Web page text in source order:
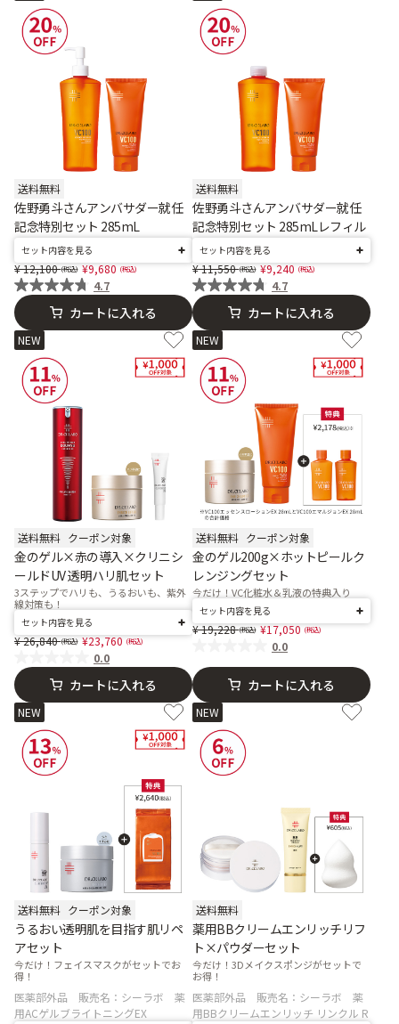
送料無料
佐野勇斗さんアンバサダー就任
記念特別セット 285mL
セット内容を見る
Price reduced from
12,100to
9,680
4.7
カートに入れる
送料無料
佐野勇斗さんアンバサダー就任
記念特別セット 285mLレフィル
セット内容を見る
Price reduced from
11,550to
9,240
4.7
カートに入れる
NEW
送料無料 クーポン対象
金のゲル×赤の導入×クリニシ
ールドUV 透明ハリ肌セット
3ステップでハリも、うるおいも、紫外
線対策も！
セット内容を見る
Price reduced from
26,840to
23,760
0.0
カートに入れる
NEW
送料無料 クーポン対象
金のゲル200g×ホットピールク
レンジングセット
今だけ！VC化粧水＆乳液の特典入り
セット内容を見る
Price reduced from
19,228to
17,050
0.0
カートに入れる
NEW
送料無料 クーポン対象
うるおい透明肌を目指す肌リペ
アセット
今だけ！フェイスマスクがセットでお
得！
医薬部外品 販売名：シーラボ 薬
用ACゲルブライトニングEX
NEW
送料無料
薬用BBクリームエンリッチリフ
ト×パウダーセット
今だけ！3Dメイクスポンジがセットで
お得！
医薬部外品 販売名：シーラボ 薬
用BBクリームエンリッチ リンクル R